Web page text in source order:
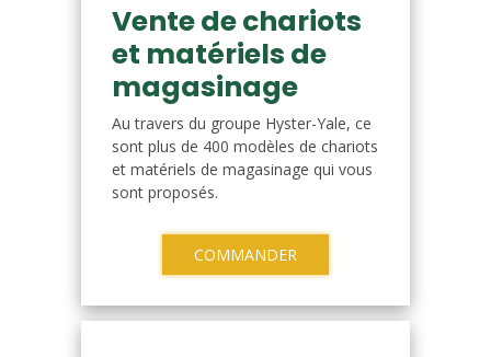
Vente de chariots
et matériels de
magasinage
Au travers du groupe Hyster-Yale, ce
sont plus de 400 modèles de chariots
et matériels de magasinage qui vous
sont proposés.
COMMANDER